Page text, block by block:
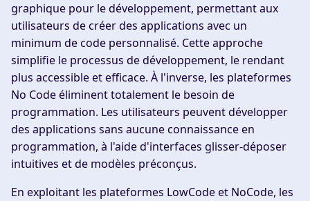
graphique pour le développement, permettant aux
utilisateurs de créer des applications avec un
minimum de code personnalisé. Cette approche
simplifie le processus de développement, le rendant
plus accessible et efficace. À l'inverse, les plateformes
No Code éliminent totalement le besoin de
programmation. Les utilisateurs peuvent développer
des applications sans aucune connaissance en
programmation, à l'aide d'interfaces glisser-déposer
intuitives et de modèles préconçus.
En exploitant les plateformes LowCode et NoCode, les